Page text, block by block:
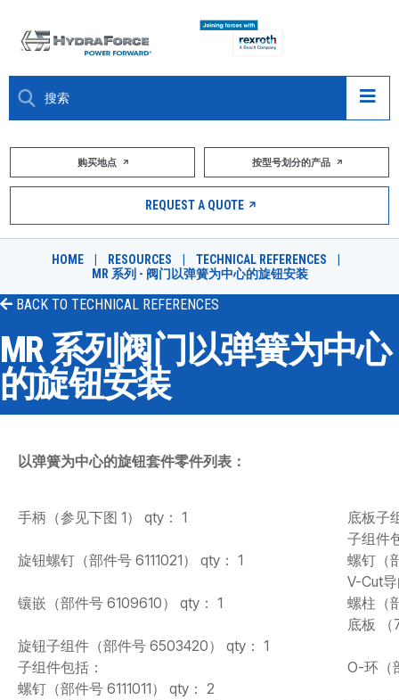
大约关于
市场
DESIGN TOOLS
REQUEST A QUOTE
购买地点 按型号划分的产品
REQUEST A QUOTE
HOME RESOURCES TECHNICAL REFERENCES
MR 系列 - 阀门以弹簧为中心的旋钮安装
BACK TO TECHNICAL REFERENCES
MR 系列阀门以弹簧为中心
的旋钮安装
以弹簧为中心的旋钮套件零件列表：
手柄（参见下图 1） qty： 1
旋钮螺钉（部件号 6111021） qty： 1
镶嵌（部件号 6109610） qty： 1
旋钮子组件（部件号 6503420） qty： 1
子组件包括：
螺钉（部件号 6111011） qty： 2
底板子
子组件
螺钉（
V-Cut
螺柱（
底板 （
O-环（